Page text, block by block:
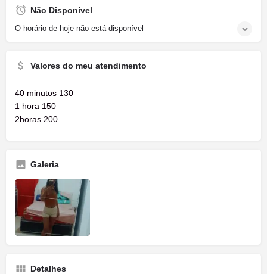
Não Disponível
O horário de hoje não está disponível
Valores do meu atendimento
40 minutos 130
1 hora 150
2horas 200
Galeria
Detalhes